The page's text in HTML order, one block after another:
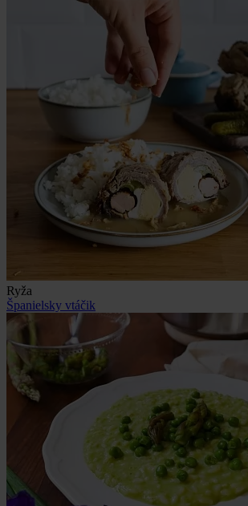
Ryža
Španielsky vtáčik